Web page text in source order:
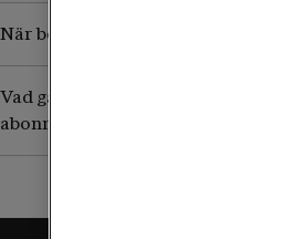
När börjar jag betala för surf och
Vad gäller utomlands om jag har ett
abonnemang?